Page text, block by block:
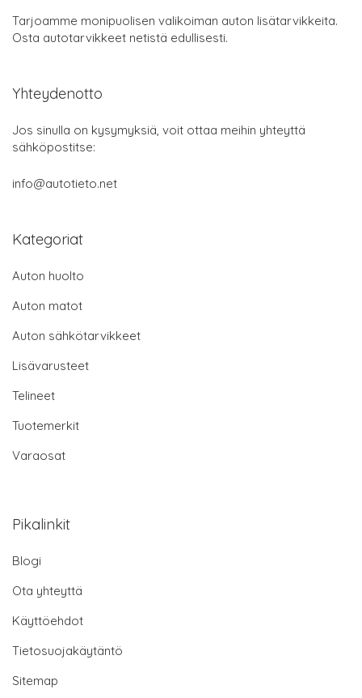
Tarjoamme monipuolisen valikoiman auton lisätarvikkeita.
Osta autotarvikkeet netistä edullisesti.
Yhteydenotto
Jos sinulla on kysymyksiä, voit ottaa meihin yhteyttä
sähköpostitse:
info@autotieto.net
Kategoriat
Auton huolto
Auton matot
Auton sähkötarvikkeet
Lisävarusteet
Telineet
Tuotemerkit
Varaosat
Pikalinkit
Blogi
Ota yhteyttä
Käyttöehdot
Tietosuojakäytäntö
Sitemap